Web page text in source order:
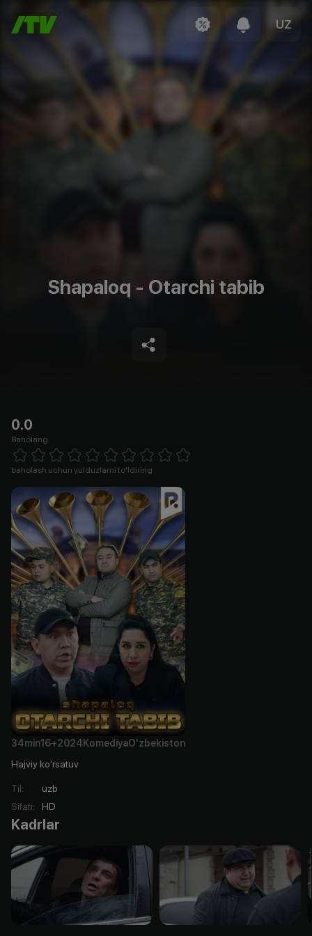
UZ
Shapaloq - Otarchi tabib
0.0
Baholang
1 Star 2 Stars 3 Stars 4 Stars5 Stars 6 Stars7 Stars8 Stars
baholash uchun yulduzlarni to'ldiring
34min16+2024 KomediyaO'zbekiston
Hajviy ko'rsatuv
Til:
uzb
Sifati: HD
Kadrlar